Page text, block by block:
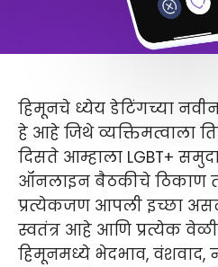
हिमूनचे ध्येय डेटिंगच्या
हे आहे जिथे व्यक्तिमत्वाला
दिसते आम्हाला LGBT+
ऑनलाइन बैठकीचे ठिकाण
प्रत्येकजण आपली इच्छा
स्वतंत्र आहे आणि प्रत्येक वेळी
हिमूनमध्ये भेदभाव, वंशवाद,